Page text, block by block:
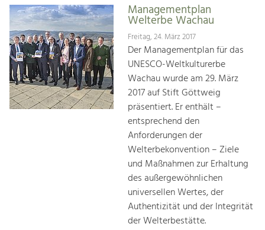
Managementplan
Welterbe Wachau
Freitag, 24. März 2017
Der Managementplan für das
UNESCO-Weltkulturerbe
Wachau wurde am 29. März
2017 auf Stift Göttweig
präsentiert. Er enthält –
entsprechend den
Anforderungen der
Welterbekonvention – Ziele
und Maßnahmen zur Erhaltung
des außergewöhnlichen
universellen Wertes, der
Authentizität und der Integrität
der Welterbestätte.